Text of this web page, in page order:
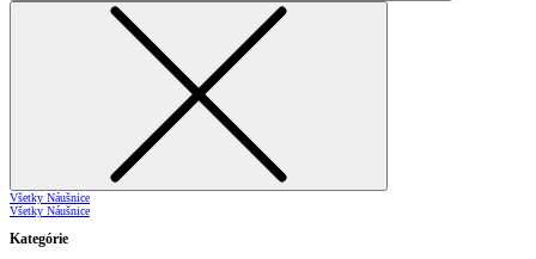
Všetky Náušnice
Všetky Náušnice
Kategórie